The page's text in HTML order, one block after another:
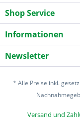
Shop Service
Informationen
Newsletter
* Alle Preise inkl.
Versand und